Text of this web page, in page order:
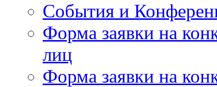
События и
Форма заявки на
лиц
Форма заявки на